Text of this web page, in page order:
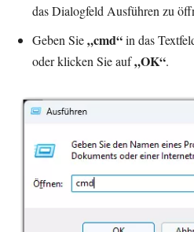
das Dialogfeld Ausführen zu
Geben Sie„cmd“in das
oder klicken Sie auf„OK“.